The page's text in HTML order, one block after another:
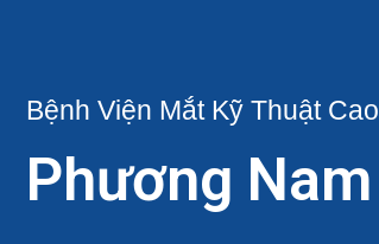
Bệnh Viện Mắt Kỹ Thuật Cao
Phương Nam